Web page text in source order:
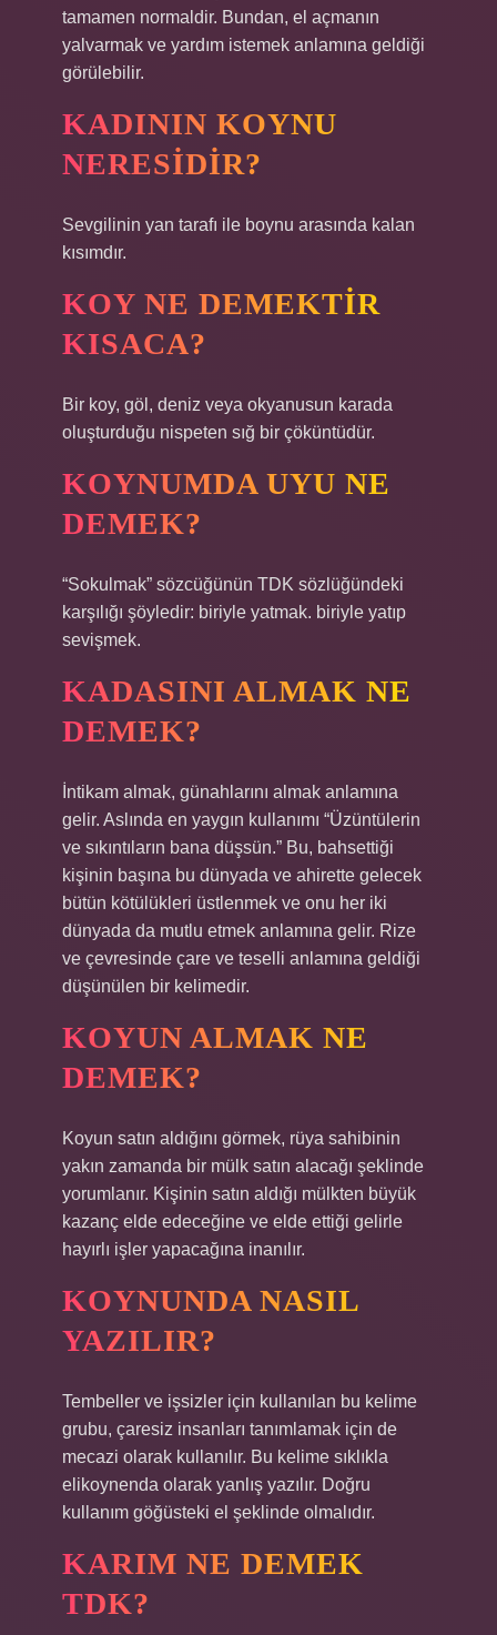
tamamen normaldir. Bundan, el açmanın
yalvarmak ve yardım istemek anlamına geldiği
görülebilir.
KADININ KOYNU
NERESIDIR?
Sevgilinin yan tarafı ile boynu arasında kalan
kısımdır.
KOY NE DEMEKTIR
KISACA?
Bir koy, göl, deniz veya okyanusun karada
oluşturduğu nispeten sığ bir çöküntüdür.
KOYNUMDA UYU NE
DEMEK?
“Sokulmak” sözcüğünün TDK sözlüğündeki
karşılığı şöyledir: biriyle yatmak. biriyle yatıp
sevişmek.
KADASINI ALMAK NE
DEMEK?
İntikam almak, günahlarını almak anlamına
gelir. Aslında en yaygın kullanımı “Üzüntülerin
ve sıkıntıların bana düşsün.” Bu, bahsettiği
kişinin başına bu dünyada ve ahirette gelecek
bütün kötülükleri üstlenmek ve onu her iki
dünyada da mutlu etmek anlamına gelir. Rize
ve çevresinde çare ve teselli anlamına geldiği
düşünülen bir kelimedir.
KOYUN ALMAK NE
DEMEK?
Koyun satın aldığını görmek, rüya sahibinin
yakın zamanda bir mülk satın alacağı şeklinde
yorumlanır. Kişinin satın aldığı mülkten büyük
kazanç elde edeceğine ve elde ettiği gelirle
hayırlı işler yapacağına inanılır.
KOYNUNDA NASIL
YAZILIR?
Tembeller ve işsizler için kullanılan bu kelime
grubu, çaresiz insanları tanımlamak için de
mecazi olarak kullanılır. Bu kelime sıklıkla
elikoynenda olarak yanlış yazılır. Doğru
kullanım göğüsteki el şeklinde olmalıdır.
KARIM NE DEMEK
TDK?